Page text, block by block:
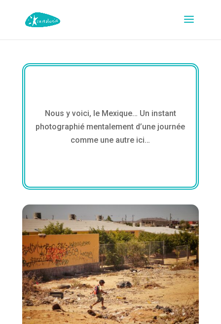
Nous y voici, le Mexique… Un instant
photographié mentalement d’une journée
comme une autre ici…